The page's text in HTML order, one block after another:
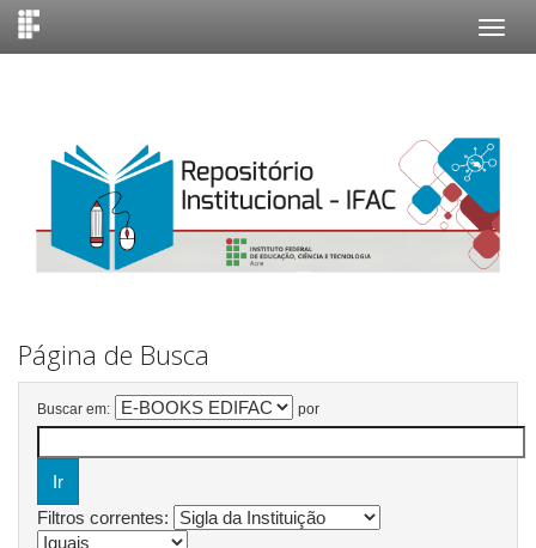
Página de Busca
Buscar em: por
Filtros correntes: